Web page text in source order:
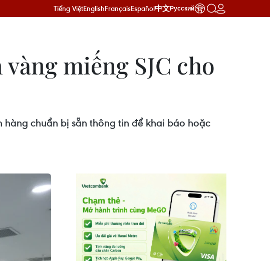
Tiếng ViệtEnglishFrançaisEspañol中文Русский
miếng SJC cho
chuẩn bị sẵn thông tin để khai báo hoặc